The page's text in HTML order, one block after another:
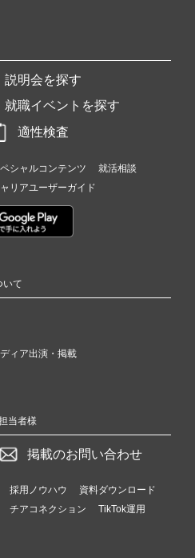
説明会を探す
就職イベントを探す
適性検査
シャルコンテンツ
就活相談
リアユーザーガイド
いて
ディア出演・掲載
当者様
掲載のお問い合わせ
採用ノウハウ
資料ダウンロード
チアコネクション
TikTok運用